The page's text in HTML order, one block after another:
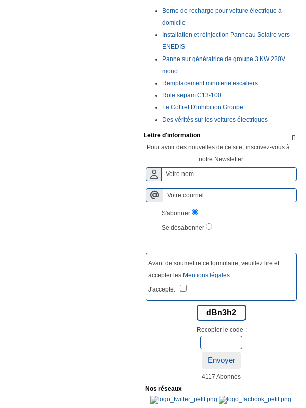
Borne de recharge pour voiture électrique à
domicile
Installation et réinjection Panneau Solaire vers
ENEDIS
Panne sur génératrice de groupe 3 KW 220V
mono.
Remplacement minuterie escaliers
Role sepam C13-100
Le Coffret D'inhibition Groupe
Des vérités sur les voitures électriques

Lettre d'information
Pour avoir des nouvelles de ce site, inscrivez-vous à
notre Newsletter.
S'abonner
Se désabonner
Avant de soumettre ce formulaire, veuillez lire et
accepter les Mentions légales
J'accepte:
dBn3h2
Recopier le code :
Envoyer
4117 Abonnés
Nos réseaux